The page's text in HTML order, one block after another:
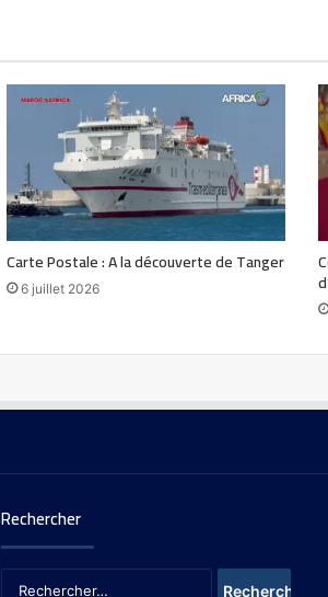
Carte Postale : A la découverte de Tanger
6 juillet 2026
Rechercher